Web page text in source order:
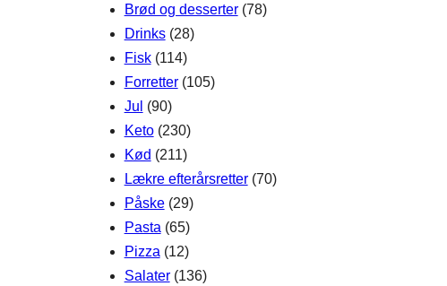
Brød og desserter(78)
Drinks(28)
Fisk(114)
Forretter(105)
Jul (90)
Keto(230)
Kød (211)
Lækre efterårsretter(70)
Påske(29)
Pasta (65)
Pizza (12)
Salater(136)